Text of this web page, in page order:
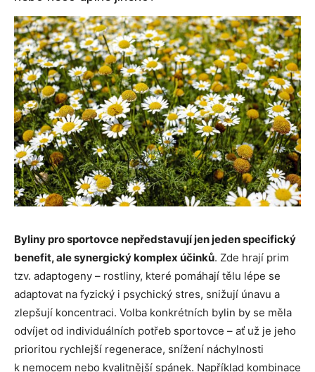
Byliny pro sportovce nepředstavují jen jeden specifický
benefit, ale synergický komplex účinků. Zde hrají prim
tzv. adaptogeny – rostliny, které pomáhají tělu lépe se
adaptovat na fyzický i psychický stres, snižují únavu a
zlepšují koncentraci. Volba konkrétních bylin by se měla
odvíjet od individuálních potřeb sportovce – ať už je jeho
prioritou rychlejší regenerace, snížení náchylnosti
k nemocem nebo kvalitnější spánek. Například kombinace